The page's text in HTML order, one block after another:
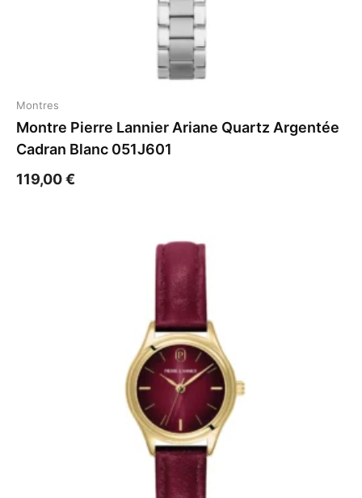
Montres
Montre Pierre Lannier Ariane Quartz Argentée
Cadran Blanc 051J601
119,00€